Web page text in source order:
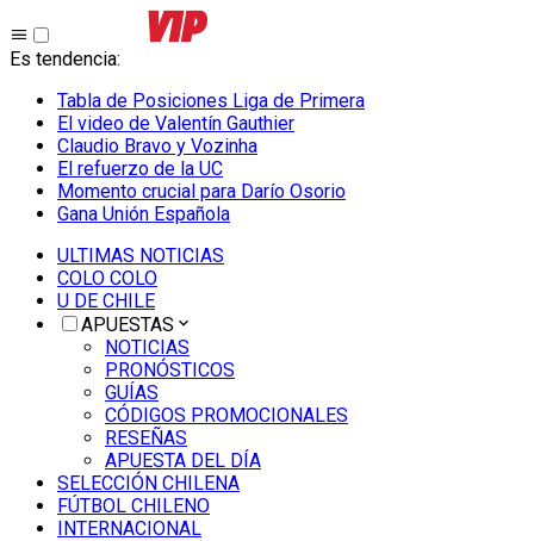
Es tendencia:
Tabla de Posiciones Liga de Primera
El video de Valentín Gauthier
Claudio Bravo y Vozinha
El refuerzo de la UC
Momento crucial para Darío Osorio
Gana Unión Española
ULTIMAS NOTICIAS
COLO COLO
U DE CHILE
APUESTAS
NOTICIAS
PRONÓSTICOS
GUÍAS
CÓDIGOS PROMOCIONALES
RESEÑAS
APUESTA DEL DÍA
SELECCIÓN CHILENA
FÚTBOL CHILENO
INTERNACIONAL